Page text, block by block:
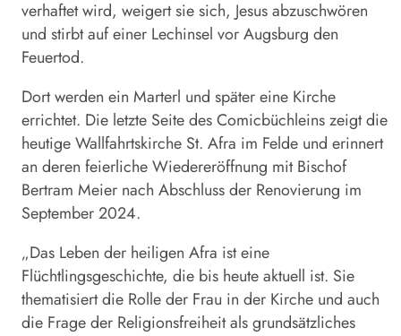
verhaftet wird, weigert sie sich, Jesus abzuschwören
und stirbt auf einer Lechinsel vor Augsburg den
Feuertod.
Dort werden ein Marterl und später eine Kirche
errichtet. Die letzte Seite des Comicbüchleins zeigt die
heutige Wallfahrtskirche St. Afra im Felde und erinnert
an deren feierliche Wiedereröffnung mit Bischof
Bertram Meier nach Abschluss der Renovierung im
September 2024.
„Das Leben der heiligen Afra ist eine
Flüchtlingsgeschichte, die bis heute aktuell ist. Sie
thematisiert die Rolle der Frau in der Kirche und auch
die Frage der Religionsfreiheit als grundsätzliches